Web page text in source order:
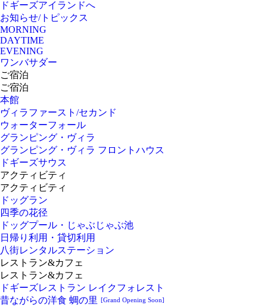
ドギーズアイランドへ
お知らせ/トピックス
MORNING
DAYTIME
EVENING
ワンバサダー
ご宿泊
ご宿泊
本館
ヴィラファースト/セカンド
ウォーターフォール
グランピング・ヴィラ
グランピング・ヴィラ フロントハウス
ドギーズサウス
アクティビティ
アクティビティ
ドッグラン
四季の花径
ドッグプール・じゃぶじゃぶ池
日帰り利用・貸切利用
八街レンタルステーション
レストラン&カフェ
レストラン&カフェ
ドギーズレストラン レイクフォレスト
昔ながらの洋食 蜩の里 [Grand Opening Soon]